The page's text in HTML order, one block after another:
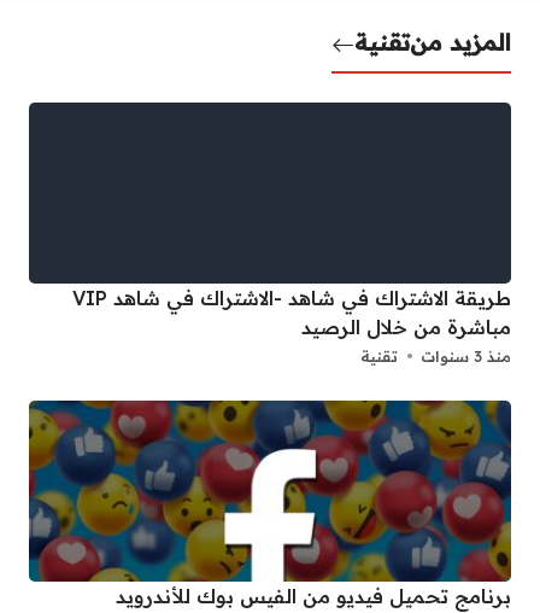
المزيد منتقنية
طريقة الاشتراك في شاهد -الاشتراك في شاهد VIP
مباشرة من خلال الرصيد
منذ 3 سنوات تقنية
برنامج تحميل فيديو من الفيس بوك للأندرويد